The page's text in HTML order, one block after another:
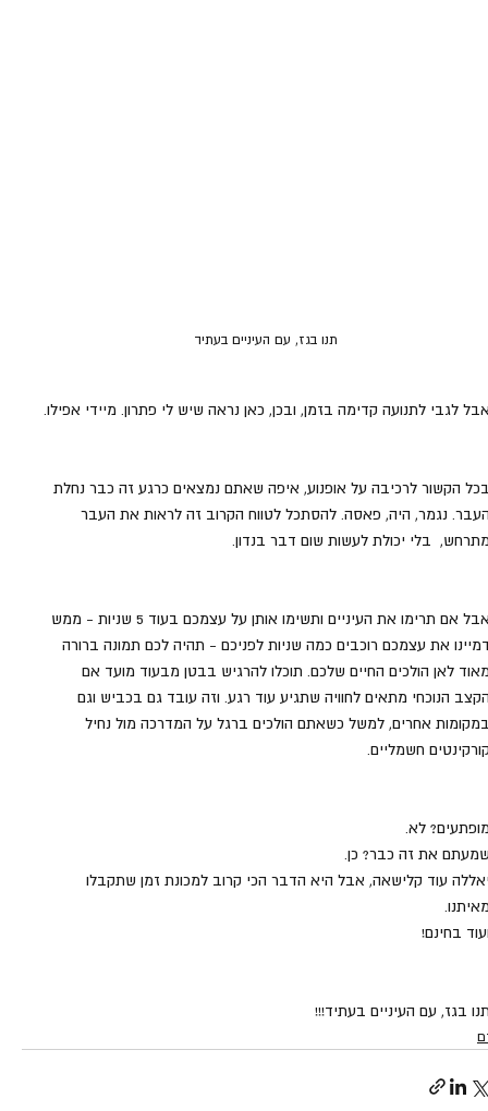
תנו בגז, עם העיניים בעתיד
לגבי לתנועה קדימה בזמן, ובכן, כאן נראה שיש לי פתרון. מיידי אפילו.
הקשור לרכיבה על אופנוע, איפה שאתם נמצאים כרגע זה כבר נחלת
נגמר, היה, פאסה. להסתכל לטווח הקרוב זה לראות את העבר
בלי יכולת לעשות שום דבר בנדון.
אבל אם תרימו את העיניים ותשימו אותן על עצמכם בעוד 5 שניות - ממש
את עצמכם רוכבים כמה שניות לפניכם - תהיה לכם תמונה ברורה
לאן הולכים החיים שלכם. תוכלו להרגיש בבטן מבעוד מועד אם
הנוכחי מתאים לחוויה שתגיע עוד רגע. וזה עובד גם בכביש וגם
אחרים, למשל כשאתם הולכים ברגל על המדרכה מול נחיל
חשמליים.
לא.
את זה כבר? כן.
עוד קלישאה, אבל היא הדבר הכי קרוב למכונת זמן שתקבלו
בחינם!
בגז, עם העיניים בעתיד!!!